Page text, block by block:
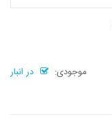
موجودی:
در انبار